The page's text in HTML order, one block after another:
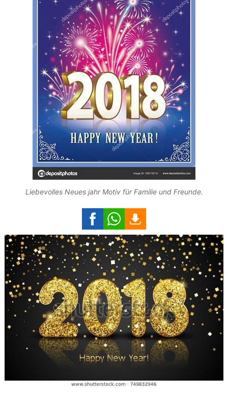
Liebevolles Neues jahr Motiv für Familie und Freunde.